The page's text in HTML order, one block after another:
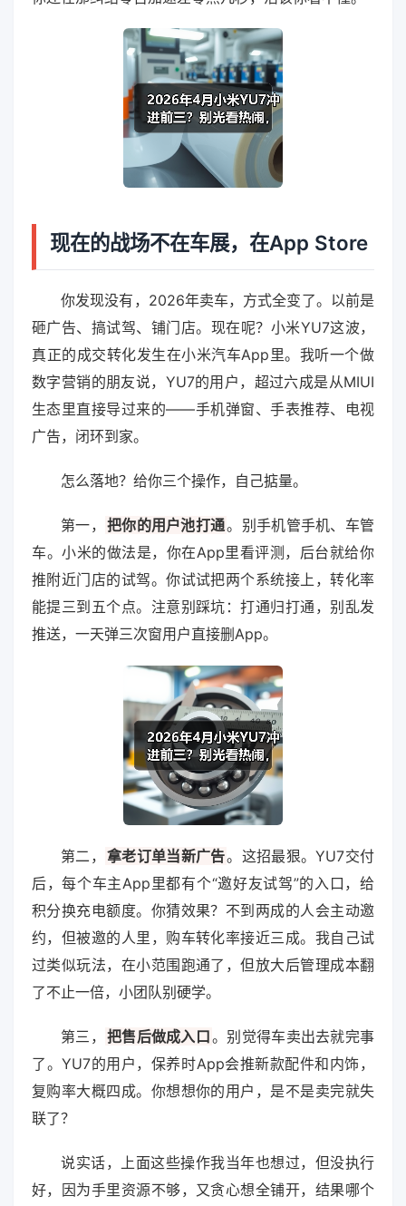
现在的战场不在车展，在App Store
你发现没有，2026年卖车，方式全变了。以前是
砸广告、搞试驾、铺门店。现在呢？小米YU7这波，
真正的成交转化发生在小米汽车App里。我听一个做
数字营销的朋友说，YU7的用户，超过六成是从MIUI
生态里直接导过来的——手机弹窗、手表推荐、电视
广告，闭环到家。
怎么落地？给你三个操作，自己掂量。
第一， 把你的用户池打通。别手机管手机、车管
车。小米的做法是，你在App里看评测，后台就给你
推附近门店的试驾。你试试把两个系统接上，转化率
能提三到五个点。注意别踩坑：打通归打通，别乱发
推送，一天弹三次窗用户直接删App。
第二， 拿老订单当新广告。这招最狠。YU7交付
后，每个车主App里都有个“邀好友试驾”的入口，给
积分换充电额度。你猜效果？不到两成的人会主动邀
约，但被邀的人里，购车转化率接近三成。我自己试
过类似玩法，在小范围跑通了，但放大后管理成本翻
了不止一倍，小团队别硬学。
第三， 把售后做成入口。别觉得车卖出去就完事
了。YU7的用户，保养时App会推新款配件和内饰，
复购率大概四成。你想想你的用户，是不是卖完就失
联了？
说实话，上面这些操作我当年也想过，但没执行
好，因为手里资源不够，又贪心想全铺开，结果哪个